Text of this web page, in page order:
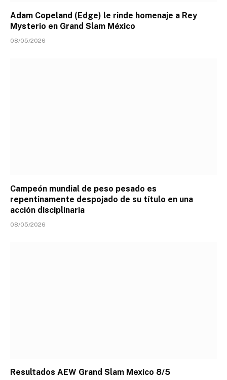
Adam Copeland (Edge) le rinde homenaje a Rey
Mysterio en Grand Slam México
08/05/2026
Campeón mundial de peso pesado es
repentinamente despojado de su título en una
acción disciplinaria
08/05/2026
Resultados AEW Grand Slam Mexico 8/5